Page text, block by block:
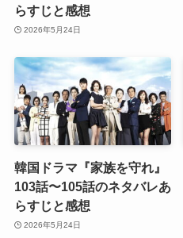
らすじと感想
2026年5月24日
韓国ドラマ『家族を守れ』
103話〜105話のネタバレあ
らすじと感想
2026年5月24日